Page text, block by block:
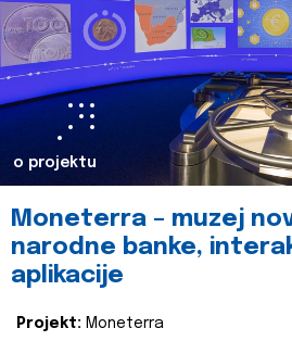
o projektu
Moneterra – muzej
narodne banke,
aplikacije
Projekt: Moneterra